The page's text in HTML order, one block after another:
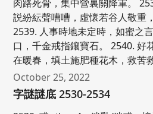
肉路死骨，集中營裏關降軍。
説紛紜聲嘈嘈，虛懷若谷人敬重
2539. 人事時地未定時，如蜜之
口，千金戒指鑲寶石。 2540. 好
在暖春，填土施肥種花木，救苦
October 25, 2022
字謎謎底 2530-2534